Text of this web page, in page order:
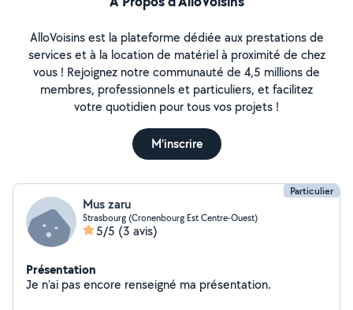
AlloVoisins est la plateforme dédiée aux prestations de
services et à la location de matériel à proximité de chez
vous ! Rejoignez notre communauté de 4,5 millions de
membres, professionnels et particuliers, et facilitez
votre quotidien pour tous vos projets !
M'inscrire
Particulier
Mus zaru
Strasbourg (Cronenbourg Est Centre-Ouest)
5/5 (3 avis)
Présentation
Je n'ai pas encore renseigné ma présentation.